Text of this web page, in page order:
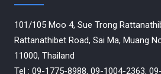
101/105 Moo 4, Sue Trong
Rattanathibet Road, Sai Ma, Muang
11000, Thailand
Tel : 09-1775-8988, 09-1004-2363,